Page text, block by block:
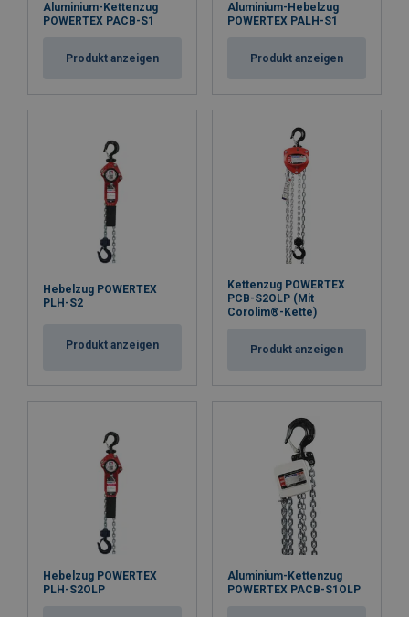
Überlastschutzvorrichtung (OLP)
Oberfläche:
Standard:
Aluminium-Kettenzug
POWERTEX PACB-S1
Produkt anzeigen
Aluminium-Hebelzug
POWERTEX PALH-S1
Produkt anzeigen
Hebelzug POWERTEX
PLH-S2
Produkt anzeigen
Kettenzug POWERTEX
PCB-S2OLP (Mit
Corolim®-Kette)
Produkt anzeigen
Hebelzug POWERTEX
PLH-S2OLP
Aluminium-Kettenzug
POWERTEX PACB-S1OLP